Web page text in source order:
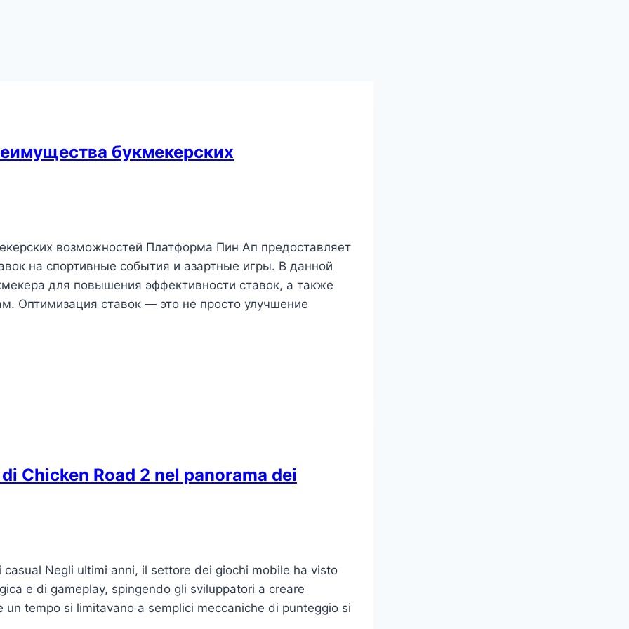
букмекерских
возможностей Платформа Пин Ап предоставляет
на спортивные события и азартные игры. В данной
для повышения эффективности ставок, а также
Оптимизация ставок — это не просто улучшение
Chicken Road 2 nel panorama dei
Negli ultimi anni, il settore dei giochi mobile ha visto
e di gameplay, spingendo gli sviluppatori a creare
tempo si limitavano a semplici meccaniche di punteggio si